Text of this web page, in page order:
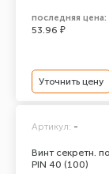
последняя цена:
53.96 ₽
Уточнить цену
Винт секретн.
PIN 40 (100)
Артикул: -